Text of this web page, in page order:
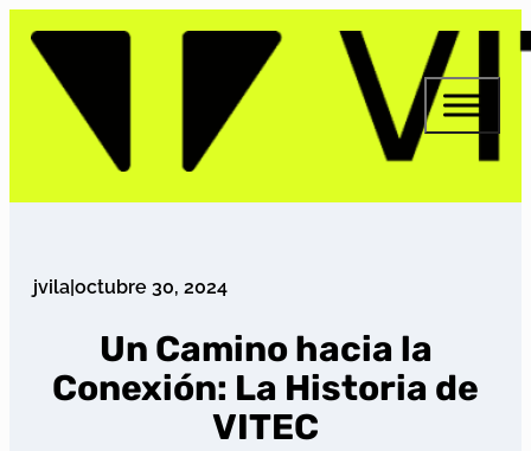
jvila|octubre 30, 2024
Un Camino hacia la
Conexión: La Historia de
VITEC